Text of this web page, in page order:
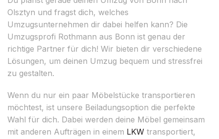
Olsztyn und fragst dich, welches
Umzugsunternehmen dir dabei helfen kann? Die
Umzugsprofi Rothmann aus Bonn ist genau der
richtige Partner für dich! Wir bieten dir verschiedene
Lösungen, um deinen Umzug bequem und stressfrei
zu gestalten.
Wenn du nur ein paar Möbelstücke transportieren
möchtest, ist unsere Beiladungsoption die perfekte
Wahl für dich. Dabei werden deine Möbel gemeinsam
mit anderen Aufträgen in einem LKW transportiert,